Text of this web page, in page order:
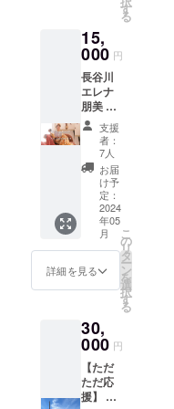
HLLfrg
DRNIR
p-
8YexQ
NAqhn
Ec
◉Instag
ram
https://
www.in
stagra
m.com/
moriya.
animals
igsh=M
WRteGt
皆様の
直感力
を目覚
めさ
せ、真
の豊か
な人生
を手に
いれる
ヒント
となり
ますよ
うに。
※こちら
は2024
年3月24
日に開
催され
たセミ
画です
＜長谷
川エレ
ナ朋美
プロ
フィー
登山大
全』な
ど著書
多数。
開催
日:2024
年6月23
日 配信:
オンラ
イン
（zoom
） 時
間:10:0
0-12:00
（質疑
応答あ
り）
び頂け
ます。
（ご希
望のカ
ラーが
完売に
なった
場合、
ご了承
くださ
い。）
カラー
展開：
①ネイ
ビー/②
グレー/
③グレ
ンク/④
ホワイ
ト/⑤ブ
ラック
サロン
ウェア
供方
法：
メール
に動画
URLを
記載し
ます。
す
る
15,
000 円
長谷川
エレナ
朋美 全
6回6時
間分！
自分自
身のお
片付け
セルフ
リト
リート︎
セミ
ナー こ
ちらの
セミ
ナー
谷川エ
レナ朋
美考
案、自
分自身
で行う
支援
者：
7人
お届
け予
定：
2024
年05
月
詳細を見る
こ
の
リ
タ
ー
ン
を
選
択
す
る
30,
000 円
【ただ
ただ応
援】 御